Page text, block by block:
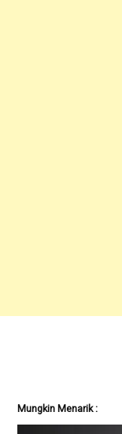
Mungkin Menarik :